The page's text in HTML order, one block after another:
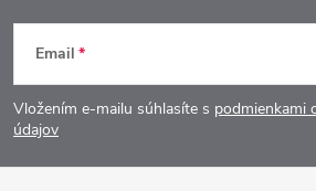
Z
á
p
Email
Vložením e-mailu súhlasíte s podmienkami
údajov